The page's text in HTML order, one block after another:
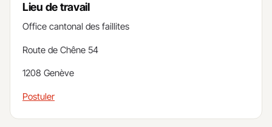
Lieu de travail
​Office cantonal des faillites
Route de Chêne 54
1208 Genève
Postuler